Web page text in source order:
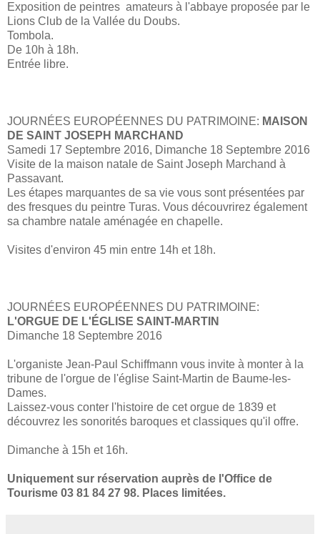
Exposition de peintres amateurs à l'abbaye proposée par le
Lions Club de la Vallée du Doubs.
Tombola.
De 10h à 18h.
Entrée libre.
JOURNÉES EUROPÉENNES DU PATRIMOINE: MAISON
DE SAINT JOSEPH MARCHAND
Samedi 17 Septembre 2016, Dimanche 18 Septembre 2016
Visite de la maison natale de Saint Joseph Marchand à
Passavant.
Les étapes marquantes de sa vie vous sont présentées par
des fresques du peintre Turas. Vous découvrirez également
sa chambre natale aménagée en chapelle.
Visites d'environ 45 min entre 14h et 18h.
JOURNÉES EUROPÉENNES DU PATRIMOINE:
L'ORGUE DE L'ÉGLISE SAINT-MARTIN
Dimanche 18 Septembre 2016
L'organiste Jean-Paul Schiffmann vous invite à monter à la
tribune de l'orgue de l'église Saint-Martin de Baume-les-
Dames.
Laissez-vous conter l'histoire de cet orgue de 1839 et
découvrez les sonorités baroques et classiques qu'il offre.
Dimanche à 15h et 16h.
Uniquement sur réservation auprès de l'Office de
Tourisme 03 81 84 27 98. Places limitées.